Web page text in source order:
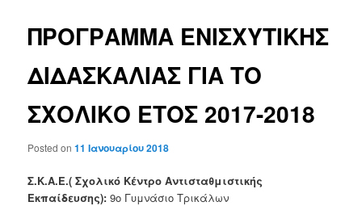
ΠΡΟΓΡΑΜΜΑ ΕΝΙΣΧΥΤΙΚΗΣ
ΔΙΔΑΣΚΑΛΙΑΣ ΓΙΑ ΤΟ
ΣΧΟΛΙΚΟ ΕΤΟΣ 2017-2018
Posted on11 Ιανουαρίου 2018
Σ.Κ.Α.Ε.( Σχολικό Κέντρο Αντισταθμιστικής
Εκπαίδευσης): 9ο Γυμνάσιο Τρικάλων